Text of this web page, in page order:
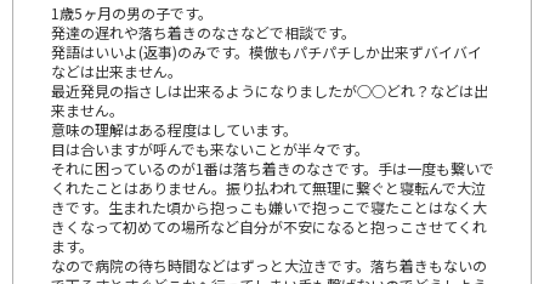
1歳5ヶ月の男の子です。
発達の遅れや落ち着きのなさなどで相談です。
発語はいいよ(返事)のみです。模倣もパチパチしか出来ずバイバイ
などは出来ません。
最近発見の指さしは出来るようになりましたが○○どれ？などは出
来ません。
意味の理解はある程度はしています。
目は合いますが呼んでも来ないことが半々です。
それに困っているのが1番は落ち着きのなさです。手は一度も繋いで
くれたことはありません。振り払われて無理に繋ぐと寝転んで大泣
きです。生まれた頃から抱っこも嫌いで抱っこで寝たことはなく大
きくなって初めての場所など自分が不安になると抱っこさせてくれ
ます。
なので病院の待ち時間などはずっと大泣きです。落ち着きもないの